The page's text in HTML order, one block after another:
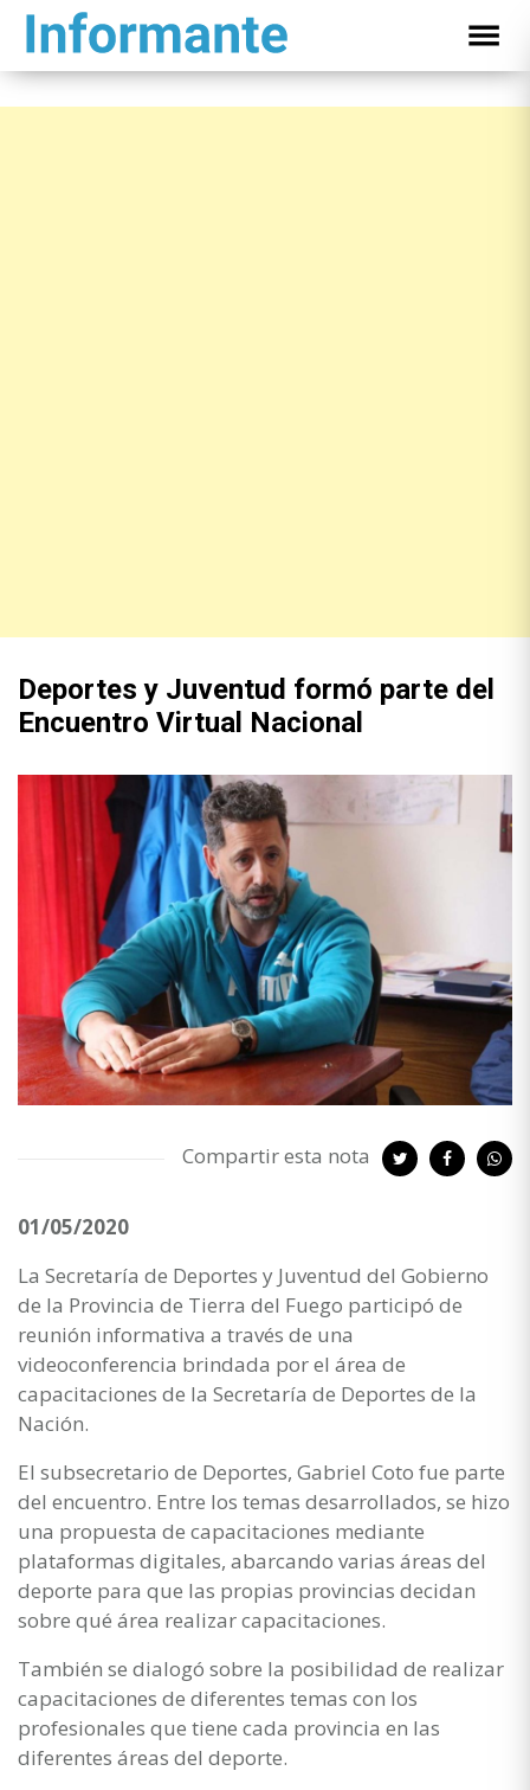
Deportes y Juventud formó parte del
Encuentro Virtual Nacional
Compartir esta nota
01/05/2020
La Secretaría de Deportes y Juventud del Gobierno
de la Provincia de Tierra del Fuego participó de
reunión informativa a través de una
videoconferencia brindada por el área de
capacitaciones de la Secretaría de Deportes de la
Nación.
El subsecretario de Deportes, Gabriel Coto fue parte
del encuentro. Entre los temas desarrollados, se hizo
una propuesta de capacitaciones mediante
plataformas digitales, abarcando varias áreas del
deporte para que las propias provincias decidan
sobre qué área realizar capacitaciones.
También se dialogó sobre la posibilidad de realizar
capacitaciones de diferentes temas con los
profesionales que tiene cada provincia en las
diferentes áreas del deporte.